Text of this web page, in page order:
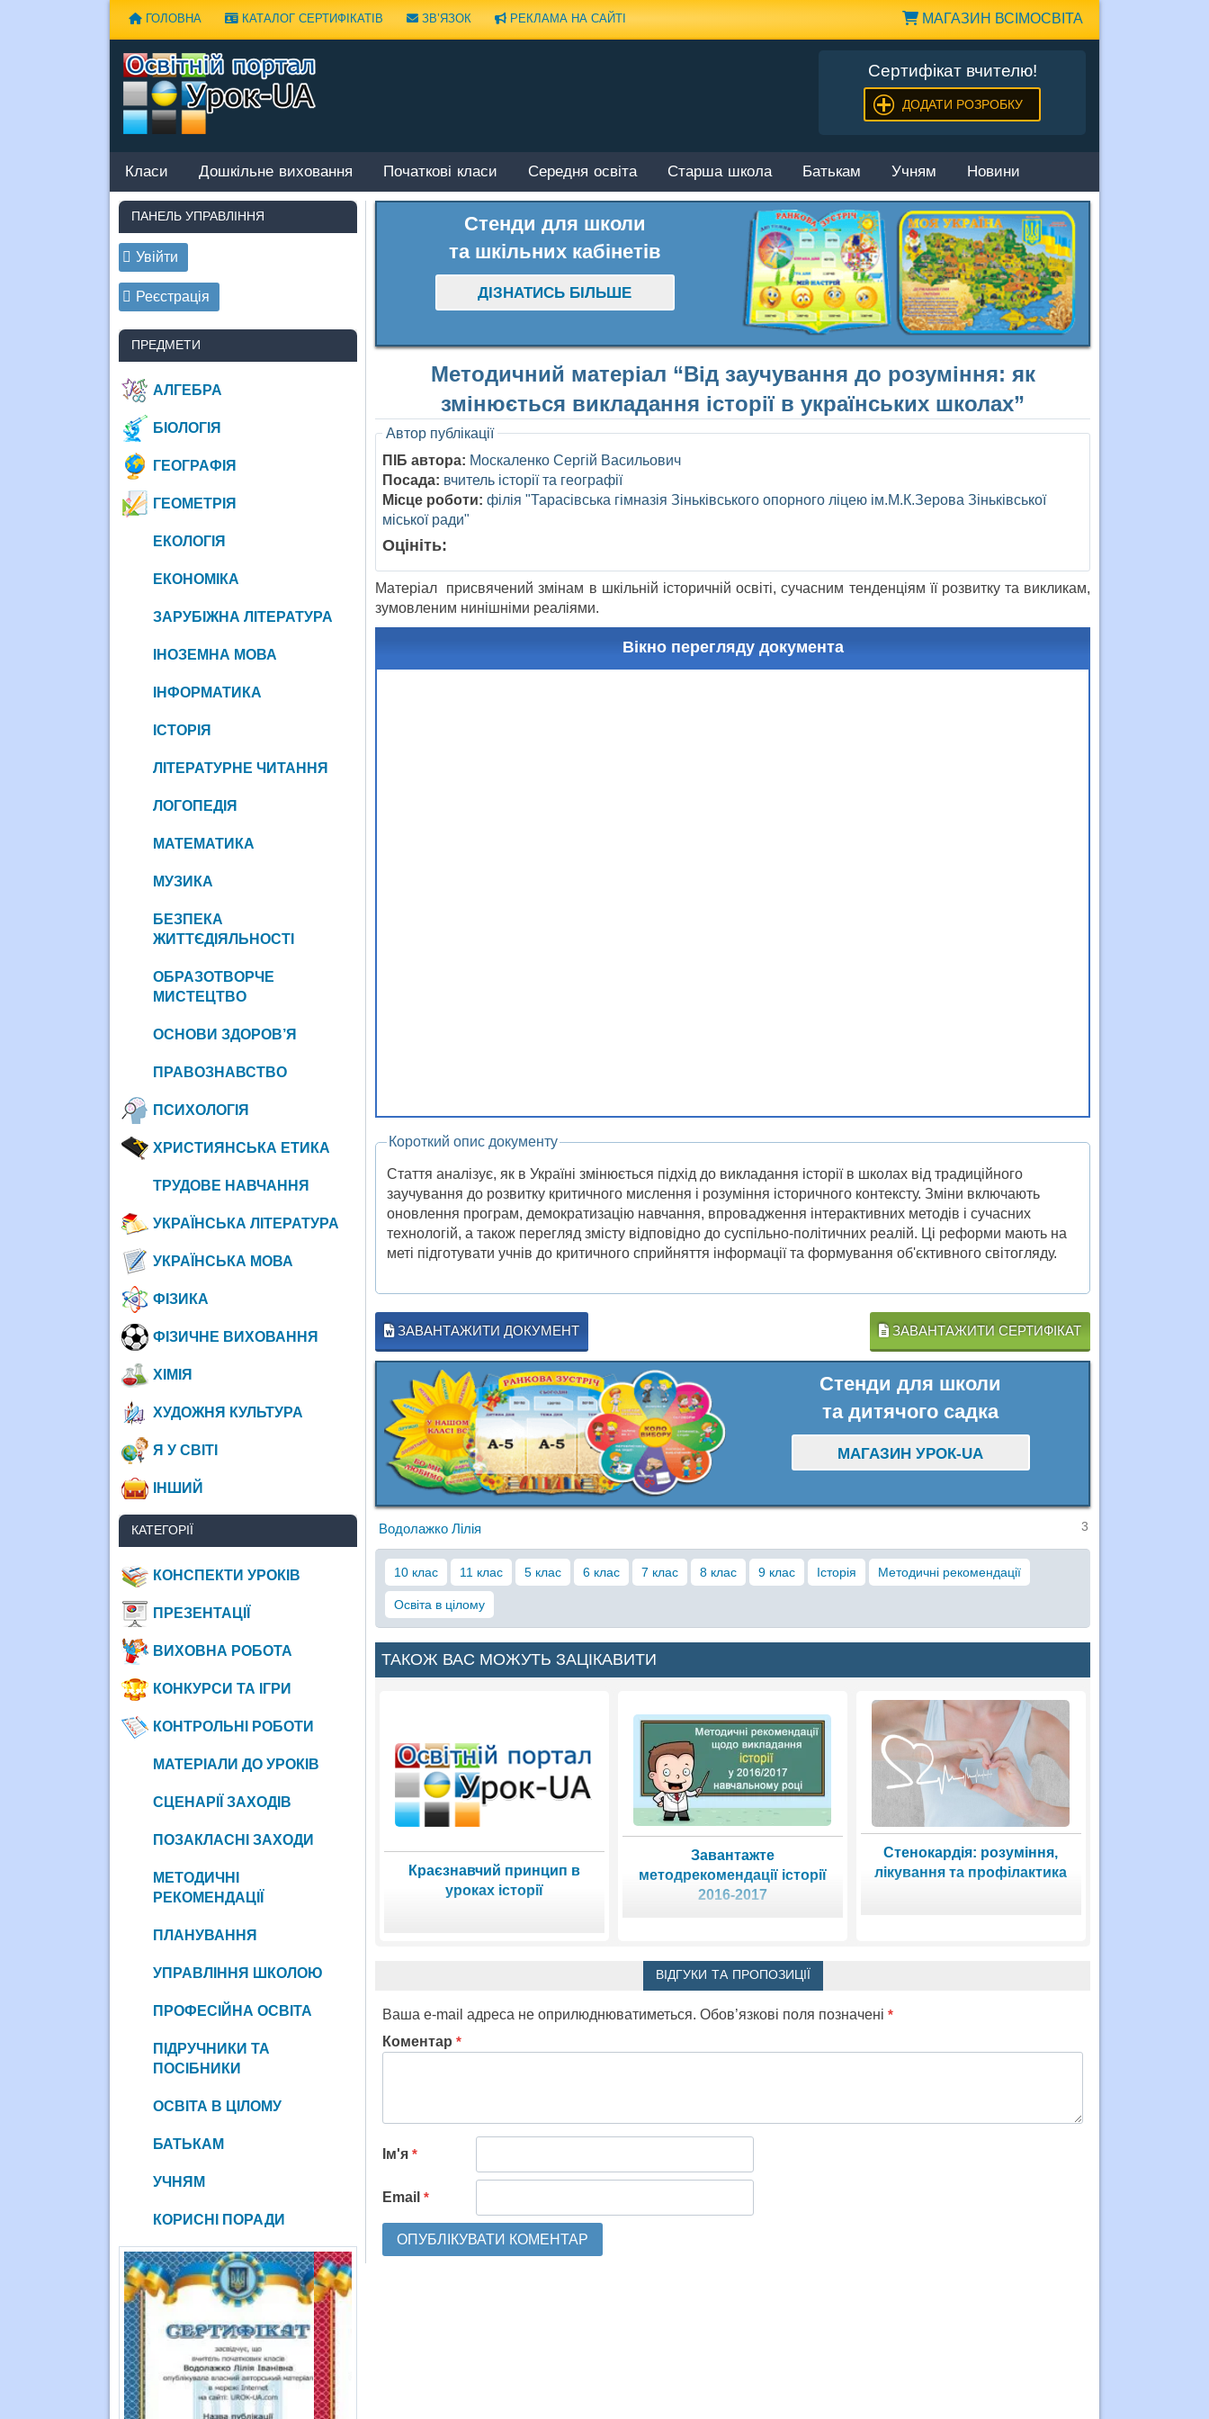
МАГАЗИН ВСІМОСВІТА
ГОЛОВНА КАТАЛОГ СЕРТИФІКАТІВ ЗВ’ЯЗОК РЕКЛАМА НА САЙТІ
Сертифікат вчителю!
ДОДАТИ РОЗРОБКУ
Класи Дошкільне виховання Початкові класи Середня освіта Старша школа Батькам Учням Новини
Стенди для школи
та шкільних кабінетів
ДІЗНАТИСЬ БІЛЬШЕ
Методичний матеріал “Від заучування до розуміння: як
змінюється викладання історії в українських школах”
Автор публікації
ПІБ автора: Москаленко Сергій Васильович
Посада: вчитель історії та географії
Місце роботи: філія "Тарасівська гімназія Зіньківського опорного ліцею ім.М.К.Зерова Зіньківської
міської ради"
Оцініть:
Матеріал присвячений змінам в шкільній історичній освіті, сучасним тенденціям її розвитку та викликам,
зумовленим нинішніми реаліями.
Вікно перегляду документа
Короткий опис документу
Стаття аналізує, як в Україні змінюється підхід до викладання історії в школах від традиційного
заучування до розвитку критичного мислення і розуміння історичного контексту. Зміни включають
оновлення програм, демократизацію навчання, впровадження інтерактивних методів і сучасних
технологій, а також перегляд змісту відповідно до суспільно-політичних реалій. Ці реформи мають на
меті підготувати учнів до критичного сприйняття інформації та формування об'єктивного світогляду.
ЗАВАНТАЖИТИ ДОКУМЕНТ ЗАВАНТАЖИТИ СЕРТИФІКАТ
Стенди для школи
та дитячого садка
МАГАЗИН УРОК-UA
Водолажко Лілія 3
10 клас 11 клас 5 клас 6 клас 7 клас 8 клас 9 клас Історія Методичні рекомендації
Освіта в цілому
ТАКОЖ ВАС МОЖУТЬ ЗАЦІКАВИТИ
Краєзнавчий принцип в
уроках історії
Завантажте
методрекомендації історії
2016-2017
Стенокардія: розуміння,
лікування та профілактика
ВІДГУКИ ТА ПРОПОЗИЦІЇ
Ваша e-mail адреса не оприлюднюватиметься. Обов’язкові поля позначені *
Коментар *
Ім'я *
Email *
ПАНЕЛЬ УПРАВЛІННЯ
Увійти
Реєстрація
ПРЕДМЕТИ
АЛГЕБРА
БІОЛОГІЯ
ГЕОГРАФІЯ
ГЕОМЕТРІЯ
ЕКОЛОГІЯ
ЕКОНОМІКА
ЗАРУБІЖНА ЛІТЕРАТУРА
ІНОЗЕМНА МОВА
ІНФОРМАТИКА
ІСТОРІЯ
ЛІТЕРАТУРНЕ ЧИТАННЯ
ЛОГОПЕДІЯ
МАТЕМАТИКА
МУЗИКА
БЕЗПЕКА
ЖИТТЄДІЯЛЬНОСТІ
ОБРАЗОТВОРЧЕ
МИСТЕЦТВО
ОСНОВИ ЗДОРОВ’Я
ПРАВОЗНАВСТВО
ПСИХОЛОГІЯ
ХРИСТИЯНСЬКА ЕТИКА
ТРУДОВЕ НАВЧАННЯ
УКРАЇНСЬКА ЛІТЕРАТУРА
УКРАЇНСЬКА МОВА
ФІЗИКА
ФІЗИЧНЕ ВИХОВАННЯ
ХІМІЯ
ХУДОЖНЯ КУЛЬТУРА
Я У СВІТІ
ІНШИЙ
КАТЕГОРІЇ
КОНСПЕКТИ УРОКІВ
ПРЕЗЕНТАЦІЇ
ВИХОВНА РОБОТА
КОНКУРСИ ТА ІГРИ
КОНТРОЛЬНІ РОБОТИ
МАТЕРІАЛИ ДО УРОКІВ
СЦЕНАРІЇ ЗАХОДІВ
ПОЗАКЛАСНІ ЗАХОДИ
МЕТОДИЧНІ
РЕКОМЕНДАЦІЇ
ПЛАНУВАННЯ
УПРАВЛІННЯ ШКОЛОЮ
ПРОФЕСІЙНА ОСВІТА
ПІДРУЧНИКИ ТА
ПОСІБНИКИ
ОСВІТА В ЦІЛОМУ
БАТЬКАМ
УЧНЯМ
КОРИСНІ ПОРАДИ